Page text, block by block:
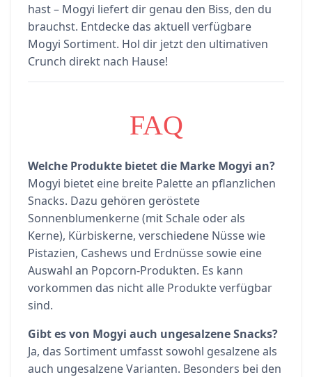
hast – Mogyi liefert dir genau den Biss, den du
brauchst. Entdecke das aktuell verfügbare
Mogyi Sortiment. Hol dir jetzt den ultimativen
Crunch direkt nach Hause!
FAQ
Welche Produkte bietet die Marke Mogyi an?
Mogyi bietet eine breite Palette an pflanzlichen
Snacks. Dazu gehören geröstete
Sonnenblumenkerne (mit Schale oder als
Kerne), Kürbiskerne, verschiedene Nüsse wie
Pistazien, Cashews und Erdnüsse sowie eine
Auswahl an Popcorn-Produkten. Es kann
vorkommen das nicht alle Produkte verfügbar
sind.
Gibt es von Mogyi auch ungesalzene Snacks?
Ja, das Sortiment umfasst sowohl gesalzene als
auch ungesalzene Varianten. Besonders bei den